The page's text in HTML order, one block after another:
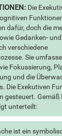
Die
dafür, doch die
Gedanken- und
verschiedene
Sie
Fokussierung,
und die
Die Exekutiven
gesteuert. Gemäß
unterteilt:
ist ein